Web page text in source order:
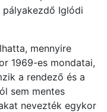
Iglódi
mennyire
1969-es mondatai,
a rendező és a
sem mentes
nevezték egykor